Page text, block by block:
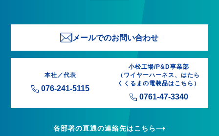
メールでのお問い合わせ
本社／代表
076-241-5115
小松工場/P&D事業部
（ワイヤーハーネス、はたら
くくるまの電装品はこちら）
0761-47-3340
各部署の直通の連絡先はこちら